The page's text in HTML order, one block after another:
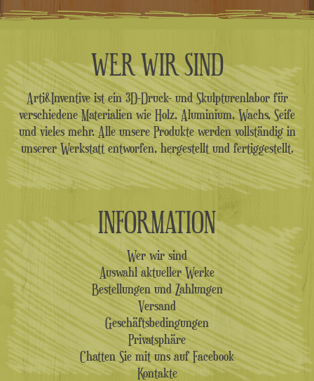
WER WIR SIND
Arti&Inventive ist ein 3D-Druck- und Skulpturenlabor für
verschiedene Materialien wie Holz, Aluminium, Wachs, Seife
und vieles mehr. Alle unsere Produkte werden vollständig in
unserer Werkstatt entworfen, hergestellt und fertiggestellt.
INFORMATION
Wer wir sind
Auswahl aktueller Werke
Bestellungen und Zahlungen
Versand
Geschäftsbedingungen
Privatsphäre
Chatten Sie mit uns auf Facebook
Kontakte